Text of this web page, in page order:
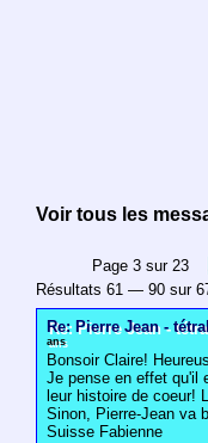
Voir tous les
Page 3 sur 23
Résultats 61 — 90 sur
Re: Pierre Jean -
ans
Bonsoir Claire!
Je pense en effet qu'il
leur histoire de coeur!
Sinon, Pierre-Jean va
Suisse Fabienne